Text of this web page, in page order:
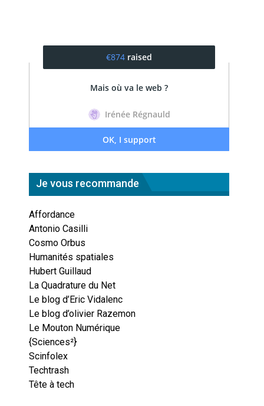
Je vous recommande
Affordance
Antonio Casilli
Cosmo Orbus
Humanités spatiales
Hubert Guillaud
La Quadrature du Net
Le blog d’Eric Vidalenc
Le blog d’olivier Razemon
Le Mouton Numérique
{Sciences²}
Scinfolex
Techtrash
Tête à tech